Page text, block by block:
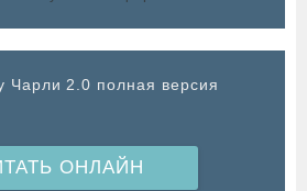
Чарли 2.0 полная версия
ОНЛАЙН